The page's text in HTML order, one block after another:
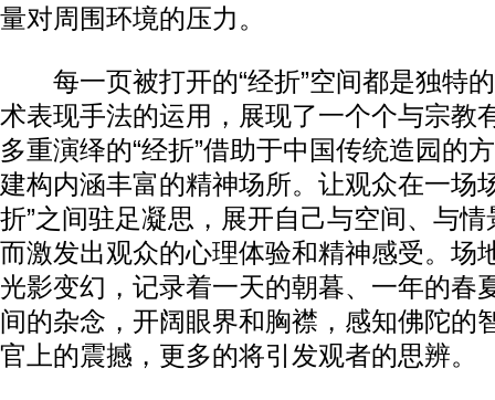
量对周围环境的压力。
每一页被打开的“经折”空间都是独特
术表现手法的运用，展现了一个个与宗教
多重演绎的“经折”借助于中国传统造园的
建构内涵丰富的精神场所。让观众在一场
折”之间驻足凝思，展开自己与空间、与
而激发出观众的心理体验和精神感受。场
光影变幻，记录着一天的朝暮、一年的春
间的杂念，开阔眼界和胸襟，感知佛陀的
官上的震撼，更多的将引发观者的思辨。